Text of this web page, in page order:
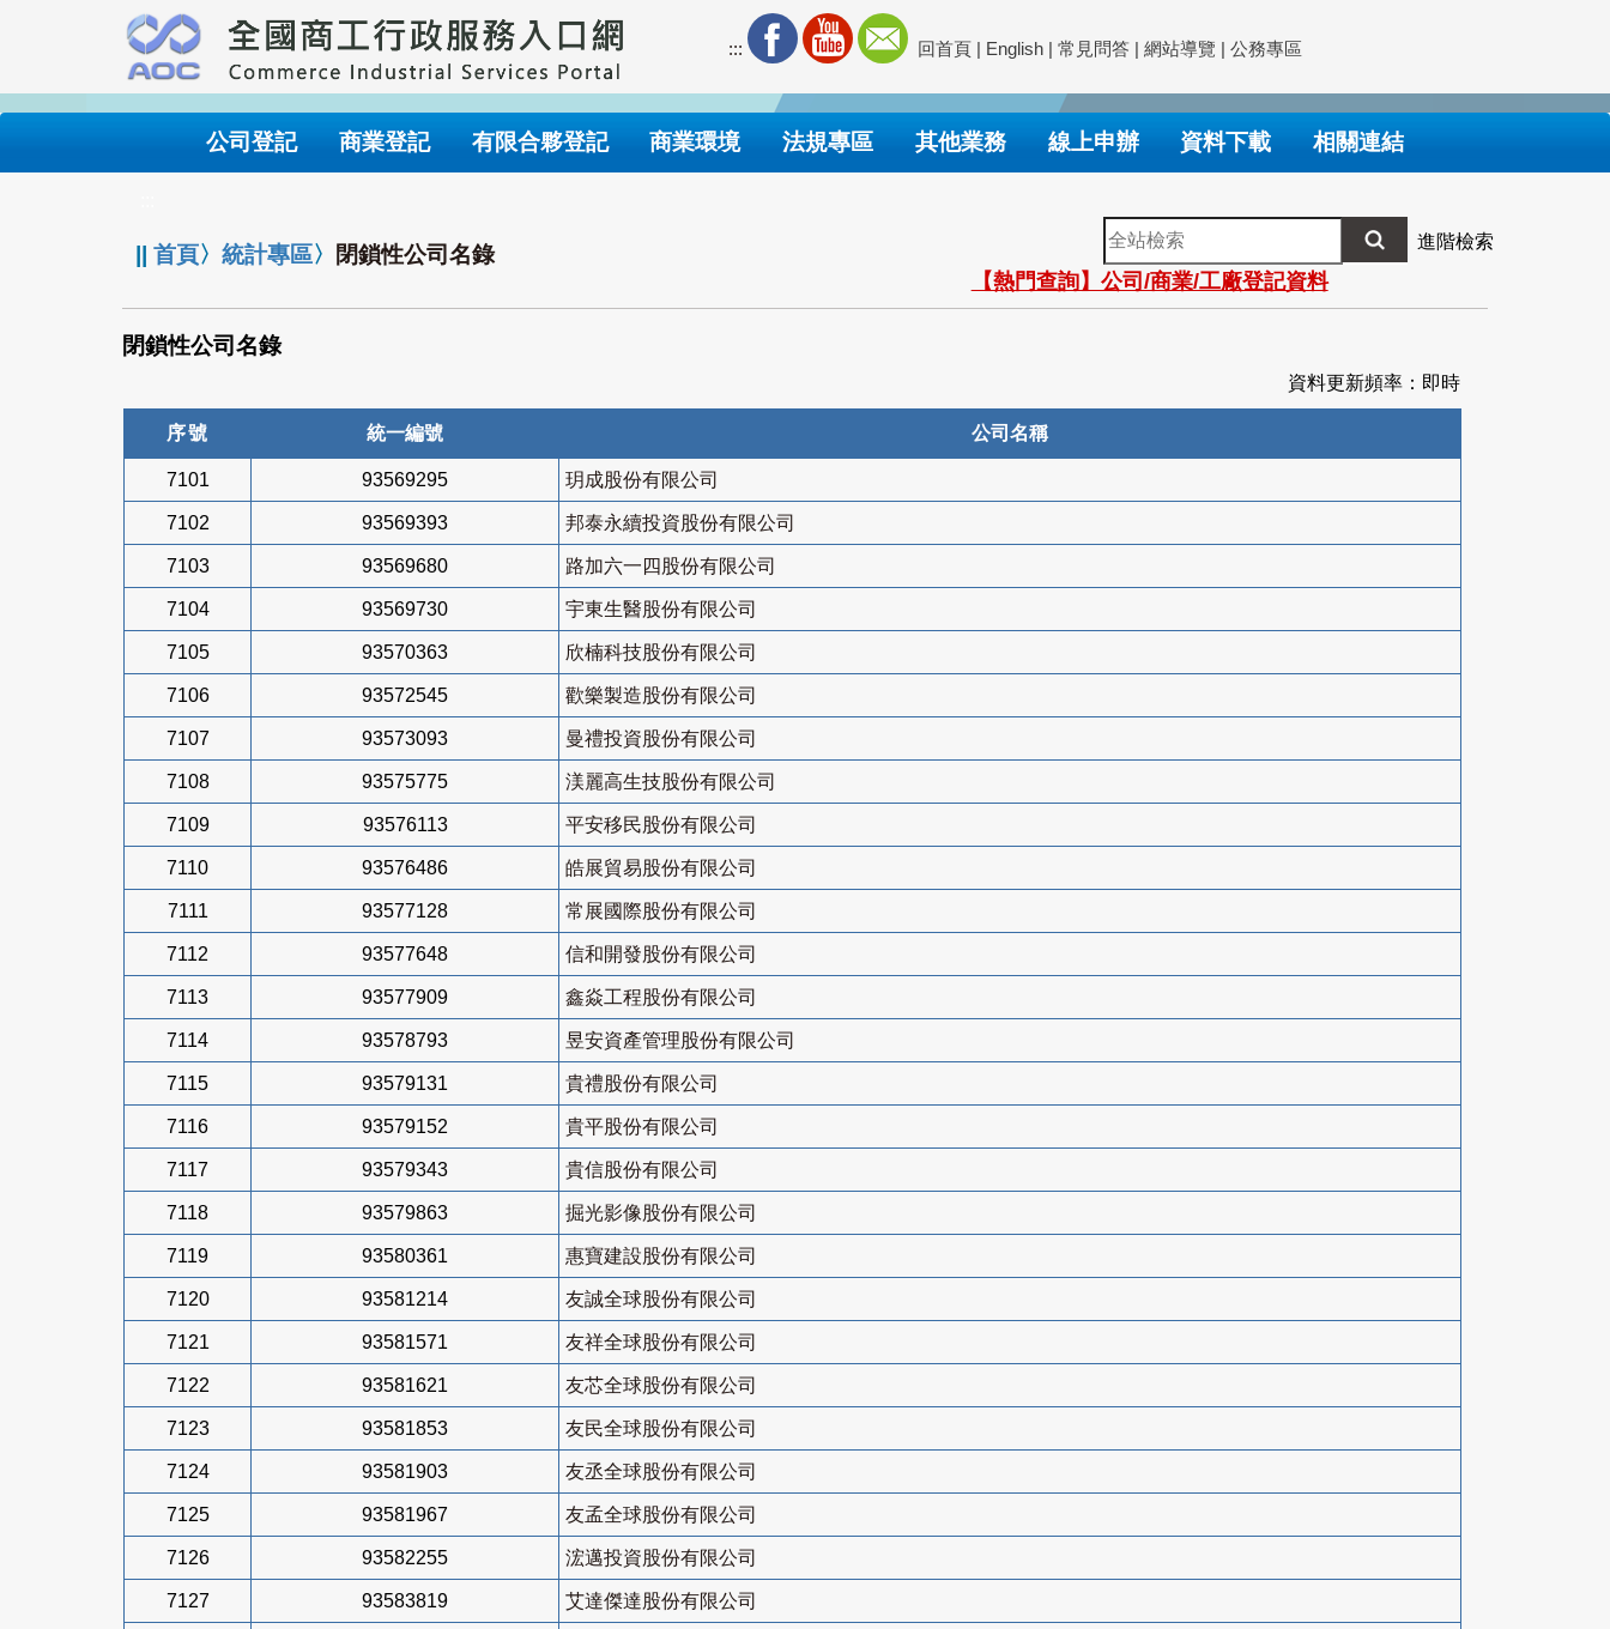
要
內
::: 回首頁 | English | 常見問答 | 網站導覽 | 公務專區
公司登記 商業登記 有限合夥登記 商業環境 法規專區 其他業務 線上申辦 資料下載 相關連結
||首頁〉統計專區〉 閉鎖性公司名錄
全
站
檢
索
進階檢索
【熱門查詢】公司/商業/工廠登記資料
閉鎖性公司名錄
資料更新頻率：即時
序號 統一編號 公司名稱
7101 93569295 玥成股份有限公司
7102 93569393 邦泰永續投資股份有限公司
7103 93569680 路加六一四股份有限公司
7104 93569730 宇東生醫股份有限公司
7105 93570363 欣楠科技股份有限公司
7106 93572545 歡樂製造股份有限公司
7107 93573093 曼禮投資股份有限公司
7108 93575775 渼麗高生技股份有限公司
7109 93576113 平安移民股份有限公司
7110 93576486 皓展貿易股份有限公司
7111 93577128 常展國際股份有限公司
7112 93577648 信和開發股份有限公司
7113 93577909 鑫焱工程股份有限公司
7114 93578793 昱安資產管理股份有限公司
7115 93579131 貴禮股份有限公司
7116 93579152 貴平股份有限公司
7117 93579343 貴信股份有限公司
7118 93579863 掘光影像股份有限公司
7119 93580361 惠寶建設股份有限公司
7120 93581214 友誠全球股份有限公司
7121 93581571 友祥全球股份有限公司
7122 93581621 友芯全球股份有限公司
7123 93581853 友民全球股份有限公司
7124 93581903 友丞全球股份有限公司
7125 93581967 友孟全球股份有限公司
7126 93582255 浤邁投資股份有限公司
7127 93583819 艾達傑達股份有限公司